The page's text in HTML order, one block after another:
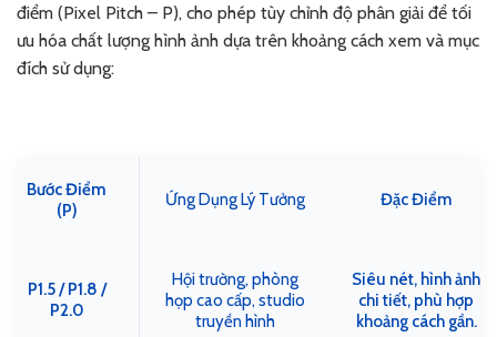
điểm (Pixel Pitch – P), cho phép tùy chỉnh độ phân giải để tối
ưu hóa chất lượng hình ảnh dựa trên khoảng cách xem và mục
đích sử dụng:
Bước Điểm
(P)
Ứng Dụng Lý Tưởng Đặc Điểm
P1.5 / P1.8 /
P2.0
Hội trường, phòng
họp cao cấp, studio
truyền hình
Siêu nét, hình ảnh
chi tiết, phù hợp
khoảng cách gần.